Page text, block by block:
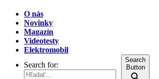
O nás
Novinky
Magazín
Videotesty
Elektromobil
Search for:
Search
Button